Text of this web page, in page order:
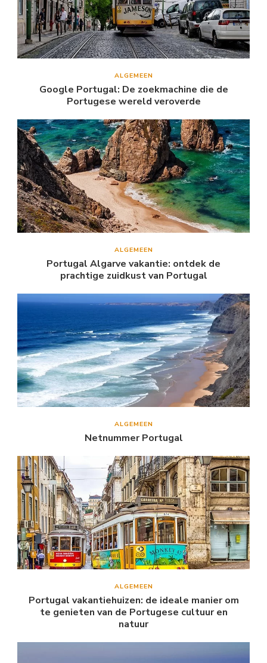
ALGEMEEN
Google Portugal: De zoekmachine die de
Portugese wereld veroverde
ALGEMEEN
Portugal Algarve vakantie: ontdek de
prachtige zuidkust van Portugal
ALGEMEEN
Netnummer Portugal
ALGEMEEN
Portugal vakantiehuizen: de ideale manier om
te genieten van de Portugese cultuur en
natuur